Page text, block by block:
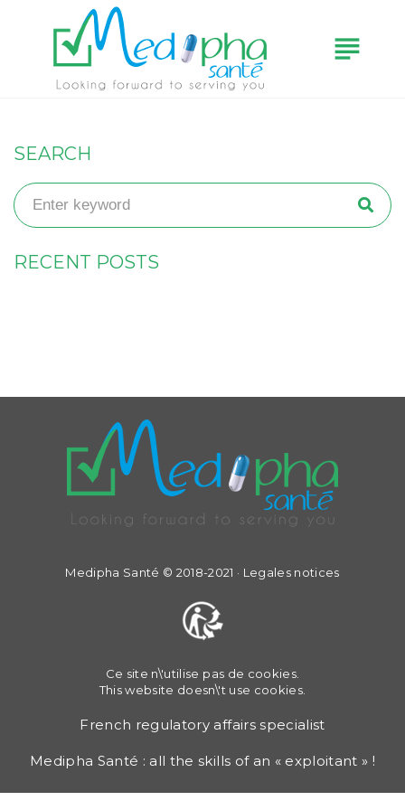
subject
SEARCH
RECENT POSTS
Medipha Santé © 2018-2021 · Legales notices
Ce site n\'utilise pas de cookies.
This website doesn\'t use cookies.
French regulatory affairs specialist
Medipha Santé : all the skills of an « exploitant » !